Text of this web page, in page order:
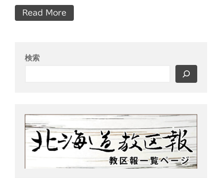
ようぼく一斉活動日
倶知安 八雲
南空知 天塩
天龍 天龍支部
子ども食堂 宗谷 室蘭
富良野 小樽 教区報
日高 旭川
Read More
検索